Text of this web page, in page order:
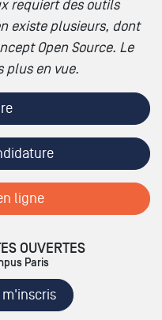
requiert des outils
existe plusieurs, dont
Open Source. Le
plus en vue.
ligne
OUVERTES
Paris
m'inscris